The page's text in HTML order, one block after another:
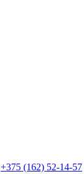
+375 (162) 52-14-57